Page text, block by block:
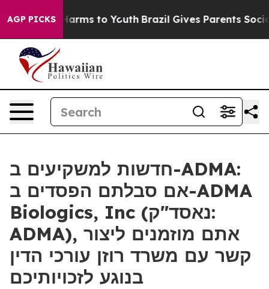
AGP PICKS
Abate Harms to Youth Brazil Gives Parents Social
חדשות למשקיעים ב-ADMA:
אם סבלתם הפסדים ב-ADMA
Biologics, Inc (נאסד"ק:
ADMA), אתם מוזמנים ליצור
קשר עם משרד רוזן עורכי הדין
בנוגע לזכויותיכם